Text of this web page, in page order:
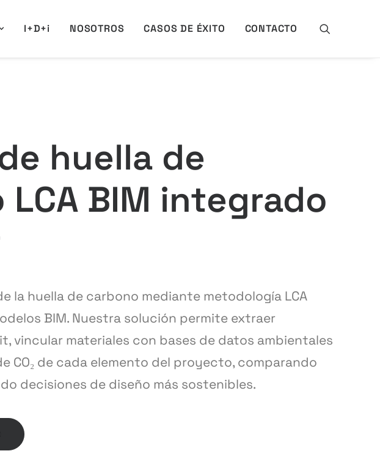
I+D+i NOSOTROS CASOS DE ÉXITO CONTACTO
huella de
BIM integrado
la huella de carbono mediante metodología LCA
BIM. Nuestra solución permite extraer
vincular materiales con bases de datos ambientales
CO₂ de cada elemento del proyecto, comparando
decisiones de diseño más sostenibles.